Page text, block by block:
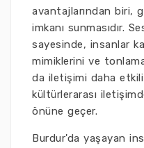
avantajlarından biri,
imkanı sunmasıdır.
sayesinde, insanlar
mimiklerini ve
da iletişimi daha
kültürlerarası
önüne geçer.
Burdur'da yaşayan